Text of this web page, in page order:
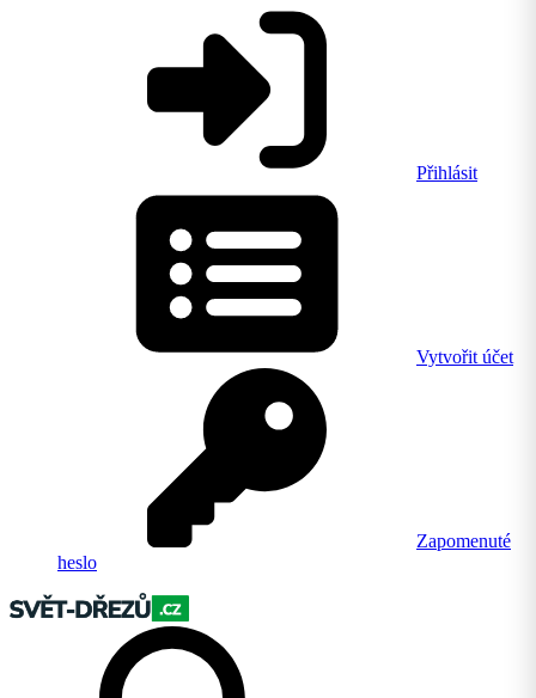
Přihlásit
Vytvořit účet
Zapomenuté
heslo